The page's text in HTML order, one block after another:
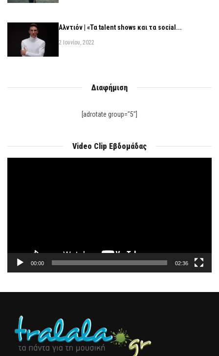
Αλντιόν | «Τα talent shows και τα social...
2 Ιουνίου, 2022
Διαφήμιση
[adrotate group="5"]
Video Clip Εβδομάδας
00:00 02:36